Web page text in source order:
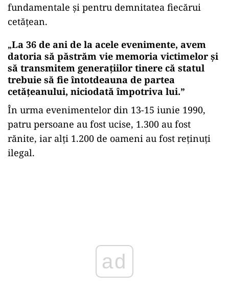
fundamentale şi pentru demnitatea fiecărui
cetăţean.
„La 36 de ani de la acele evenimente, avem
datoria să păstrăm vie memoria victimelor şi
să transmitem generaţiilor tinere că statul
trebuie să fie întotdeauna de partea
cetăţeanului, niciodată împotriva lui.”
În urma evenimentelor din 13-15 iunie 1990,
patru persoane au fost ucise, 1.300 au fost
rănite, iar alți 1.200 de oameni au fost reținuți
ilegal.
ad